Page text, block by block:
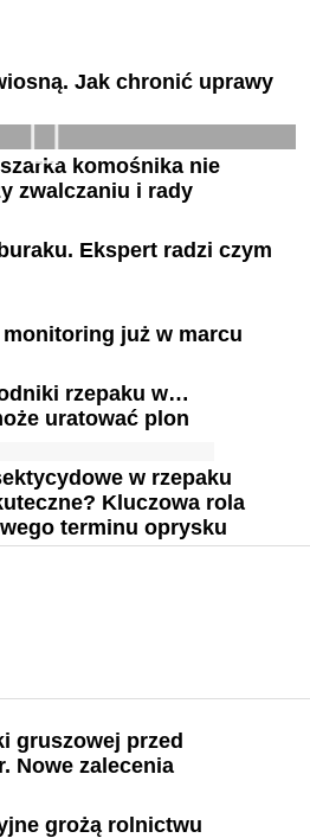
Jak chronić uprawy
komośnika nie
zwalczaniu i rady
Ekspert radzi czym
monitoring już w marcu
rzepaku w…
uratować plon
w rzepaku
Kluczowa rola
terminu oprysku
gruszowej przed
Nowe zalecenia
grożą rolnictwu